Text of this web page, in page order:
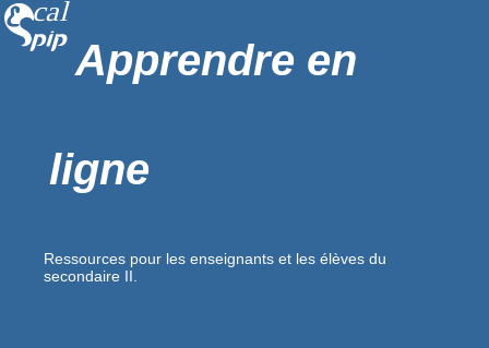
Apprendre en
ligne
Ressources pour les enseignants et les élèves du
secondaire II.